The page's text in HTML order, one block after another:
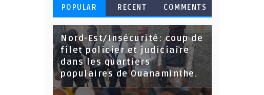
POPULAR RECENT COMMENTS
Nord-Est/Insécurité: coup de
filet policier et judiciaire
dans les quartiers
populaires de Ouanaminthe.